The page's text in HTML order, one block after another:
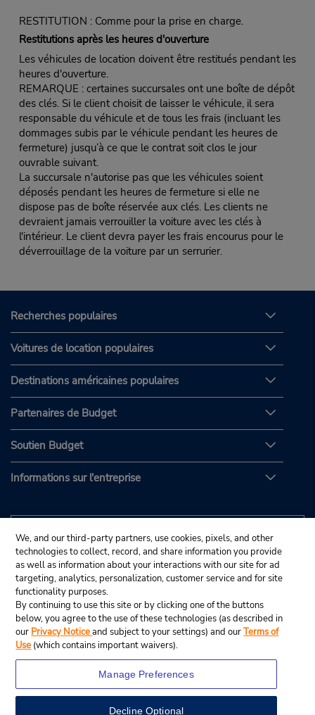
RESTITUTION : Comme pour la prise en charge.
Restitutions après les heures d'ouverture
Les véhicules de location doivent être restitués pendant les
heures d'ouverture.
REMARQUE : certaines succursales ont une boîte de dépôt
des clés. Si le client choisit de laisser le véhicule, il sera
responsable du véhicule et de tous les frais (incluant les
dommages subis par le véhicule pendant les heures de
fermeture) jusqu’à ce que le contrat soit clos le jour
ouvrable suivant.
La succursale n'autorise pas que les véhicules soient
déposés pendant les heures de fermeture si elle ne
dispose pas de boîte réservée aux clés. Les clients ne
devraient jamais verrouiller la voiture avec les clés à
l'intérieur. Le client devra payer les frais encourus pour le
déverrouillage de la voiture par un serrurier.
Recherches populaires
Voitures de location populaires
Destinations américaines populaires
Partenaires de Budget
Soutien Budget
Informations sur l'entreprise
We, and our third-party partners, use cookies, pixels, and other
technologies to collect, record, and share information you provide
as well as information about your interactions with our site for ad
targeting, analytics, personalization, customer service and for site
functionality purposes.
By continuing to use this site or by clicking one of the buttons
below, you agree to the use of these technologies (as described in
our Privacy Noticeand subject to your settings) and ourTerms of
Use (which contains important waivers).
Manage Preferences
Decline Optional